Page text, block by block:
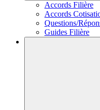
Accords Filière
Accords
Questions/
Guides Filière